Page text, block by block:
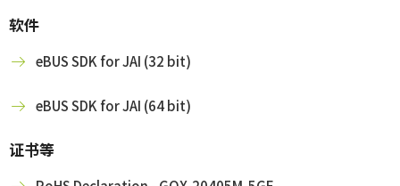
软件
eBUS SDK for JAI (32 bit)
eBUS SDK for JAI (64 bit)
证书等